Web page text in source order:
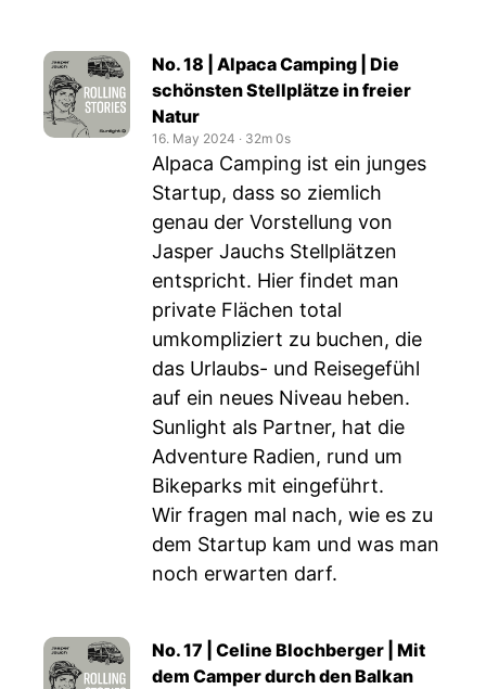
No. 18 | Alpaca Camping | Die
schönsten Stellplätze in freier
Natur
16. May 2024 ‧ 32m 0s
Alpaca Camping ist ein junges
Startup, dass so ziemlich
genau der Vorstellung von
Jasper Jauchs Stellplätzen
entspricht. Hier findet man
private Flächen total
umkompliziert zu buchen, die
das Urlaubs- und Reisegefühl
auf ein neues Niveau heben.
Sunlight als Partner, hat die
Adventure Radien, rund um
Bikeparks mit eingeführt.
Wir fragen mal nach, wie es zu
dem Startup kam und was man
noch erwarten darf.
No. 17 | Celine Blochberger | Mit
dem Camper durch den Balkan